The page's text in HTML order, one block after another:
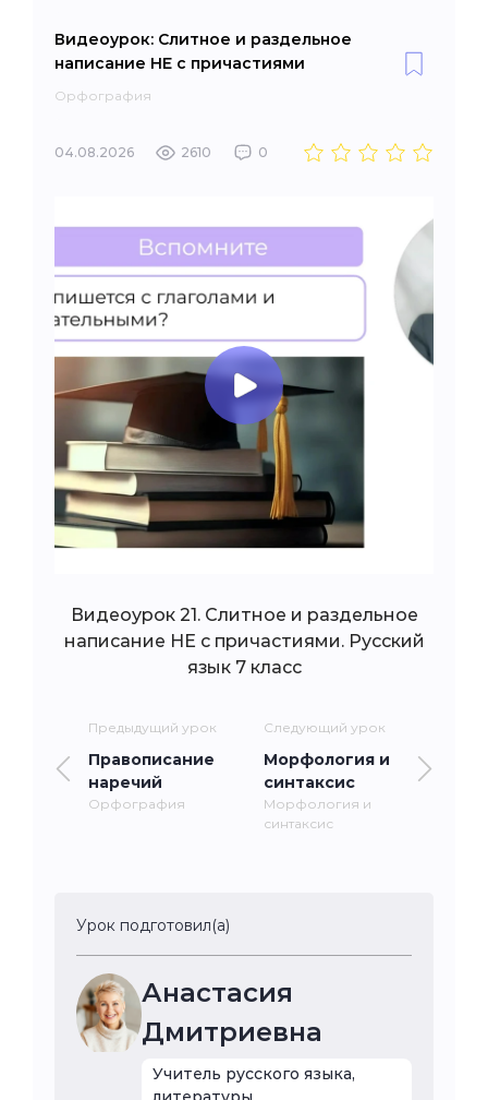
Видеоурок: Слитное и раздельное
написание НЕ с причастиями
Орфография
04.08.2026 2610 0
Видеоурок 21. Слитное и раздельное
написание НЕ с причастиями. Русский
язык 7 класс
Предыдущий урок
Правописание
наречий
Орфография
Следующий урок
Морфология и
синтаксис
Морфология и
синтаксис
Урок подготовил(а)
Анастасия
Дмитриевна
Учитель русского языка,